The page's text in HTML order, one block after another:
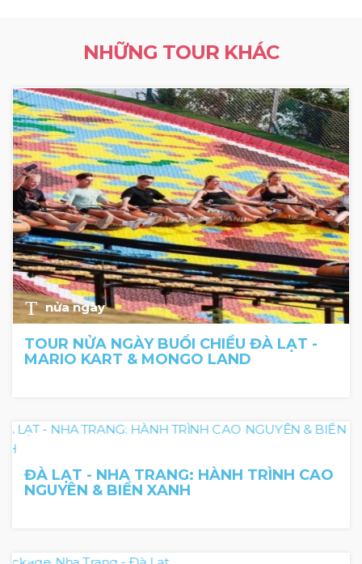
NHỮNG TOUR KHÁC
nửa ngày
TOUR NỬA NGÀY BUỔI CHIỀU ĐÀ LẠT -
MARIO KART & MONGO LAND
6N5Đ
ĐÀ LẠT - NHA TRANG: HÀNH TRÌNH CAO
NGUYÊN & BIỂN XANH